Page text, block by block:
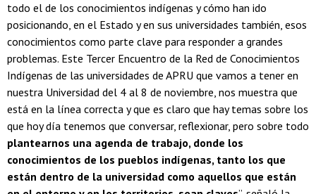
todo el de los conocimientos indígenas y cómo han ido
posicionando, en el Estado y en sus universidades también, esos
conocimientos como parte clave para responder a grandes
problemas. Este Tercer Encuentro de la Red de Conocimientos
Indígenas de las universidades de APRU que vamos a tener en
nuestra Universidad del 4 al 8 de noviembre, nos muestra que
está en la línea correcta y que es claro que hay temas sobre los
que hoy día tenemos que conversar, reflexionar, pero sobre todo
plantearnos una agenda de trabajo, donde los
conocimientos de los pueblos indígenas, tanto los que
están dentro de la universidad como aquellos que están